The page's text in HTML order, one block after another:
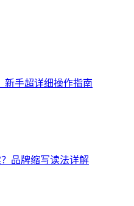
新手超详细操作指南
品牌缩写读法详解